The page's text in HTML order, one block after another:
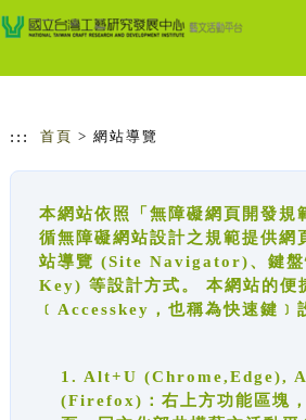
跳到主要內容
網站導覽
::: 首頁 > 網站導覽
本網站依照「無障礙網頁開發規
循無障礙網站設計之規範提供
站導覽 (Site Navigator)、鍵盤
Key) 等設計方式。 本網站的便
﹝Accesskey，也稱為快速鍵﹞
1. Alt+U (Chrome,Edge),
(Firefox)：右上方功能區塊